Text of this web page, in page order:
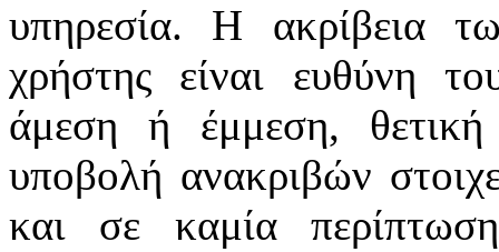
υπηρεσία. Η ακρίβεια
χρήστης είναι ευθύνη
άμεση ή έμμεση,
υποβολή ανακριβών
και σε καμία